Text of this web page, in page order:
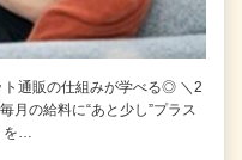
通販の仕組みが学べる◎ ＼2
月の給料に“あと少し”プラス
を…